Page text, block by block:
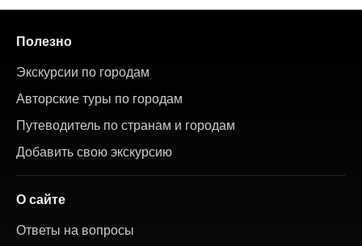
Полезно
Экскурсии по городам
Авторские туры по городам
Путеводитель по странам и городам
Добавить свою экскурсию
О сайте
Ответы на вопросы